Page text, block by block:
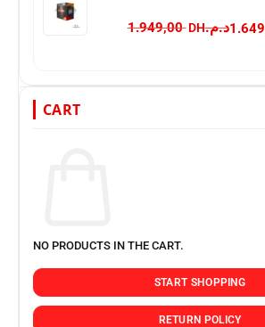
د.م. 1.949,00
CART
NO PRODUCTS IN THE CART.
START SHOPPING
RETURN POLICY